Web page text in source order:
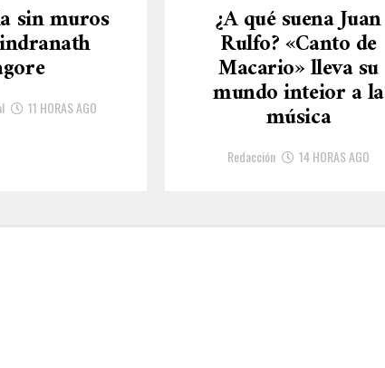
sin muros
11 HORAS AGO
¿A qué suena Juan
Rulfo? «Canto de
Macario» lleva su
mundo inteior a la
música
Redacción 14 HORAS AGO